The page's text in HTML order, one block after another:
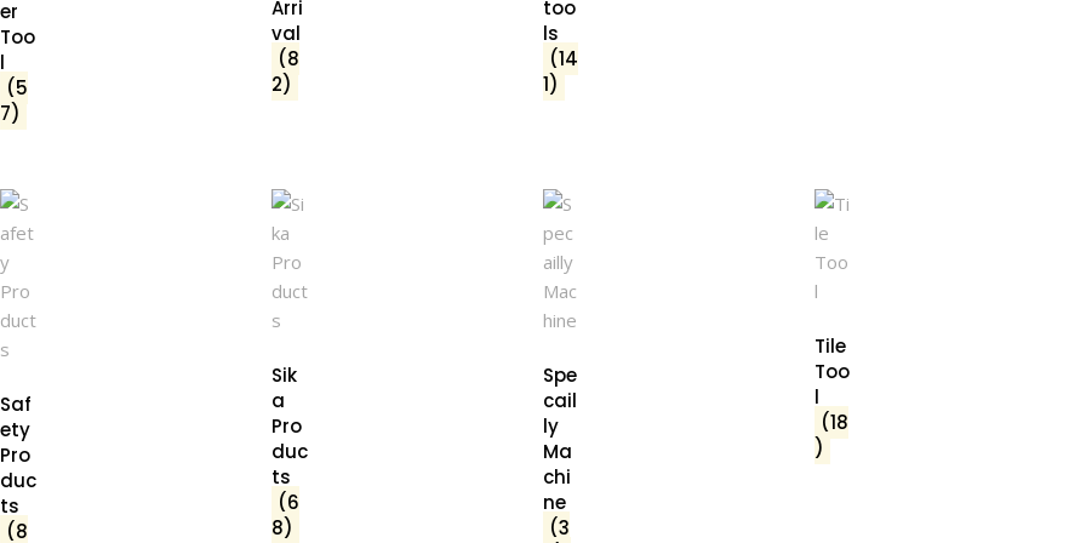
er
Too
l
(5
7)
Arri
val
(8
2)
too
ls
(14
1)
Saf
ety
Pro
duc
ts
(8
Sik
a
Pro
duc
ts
(6
8)
Spe
cail
ly
Ma
chi
ne
(3
Tile
Too
l
(18
)